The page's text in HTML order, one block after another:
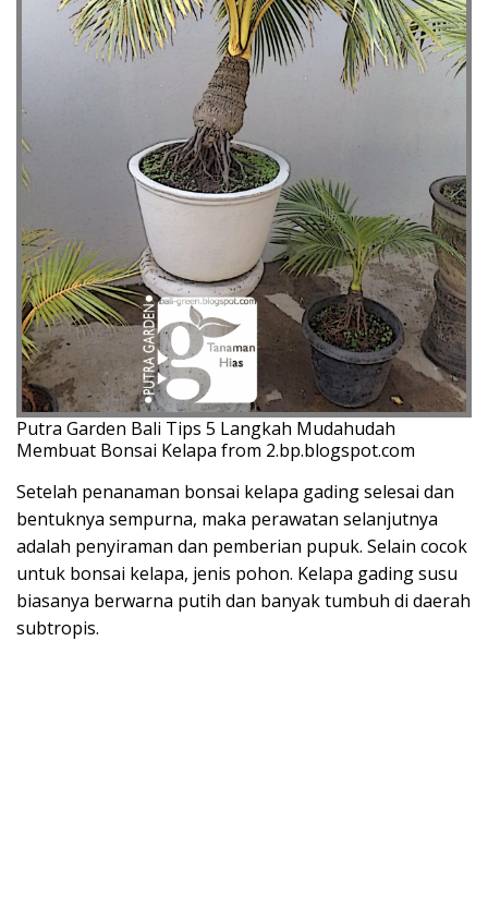
Putra Garden Bali Tips 5 Langkah Mudahudah
Membuat Bonsai Kelapa from 2.bp.blogspot.com
Setelah penanaman bonsai kelapa gading selesai dan
bentuknya sempurna, maka perawatan selanjutnya
adalah penyiraman dan pemberian pupuk. Selain cocok
untuk bonsai kelapa, jenis pohon. Kelapa gading susu
biasanya berwarna putih dan banyak tumbuh di daerah
subtropis.